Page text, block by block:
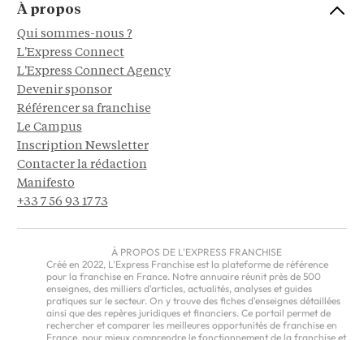
À propos
Qui sommes-nous ?
L'Express Connect
L'Express Connect Agency
Devenir sponsor
Référencer sa franchise
Le Campus
Inscription Newsletter
Contacter la rédaction
Manifesto
+33 7 56 93 17 73
À PROPOS DE L'EXPRESS FRANCHISE
Créé en 2022, L'Express Franchise est la plateforme de référence
pour la franchise en France. Notre annuaire réunit près de 500
enseignes, des milliers d'articles, actualités, analyses et guides
pratiques sur le secteur. On y trouve des fiches d'enseignes détaillées
ainsi que des repères juridiques et financiers. Ce portail permet de
rechercher et comparer les meilleures opportunités de franchise en
France, pour mieux comprendre le fonctionnement de la franchise et